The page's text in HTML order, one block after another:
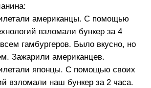
американцы. С помощью
взломали бункер за 4
гамбургеров. Было вкусно, но
Зажарили американцев.
японцы. С помощью своих
взломали наш бункер за 2 часа.